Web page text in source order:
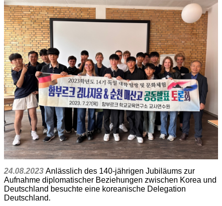
24.08.2023 Anlässlich des 140-jährigen Jubiläums zur
Aufnahme diplomatischer Beziehungen zwischen Korea und
Deutschland besuchte eine koreanische Delegation
Deutschland.